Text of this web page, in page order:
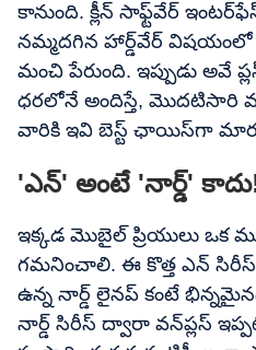
కానుంది. క్లీన్ సాఫ్ట్‌వేర్
నమ్మదగిన హార్డ్‌వేర్ విషయంలో
మంచి పేరుంది. ఇప్పుడు అవే
ధరలోనే అందిస్తే, మొదటిసారి
వారికి ఇవి బెస్ట్ ఛాయిస్‌గా
'ఎన్' అంటే 'నార్డ్'
ఇక్కడ మొబైల్ ప్రియులు ఒక
గమనించాలి. ఈ కొత్త ఎన్
ఉన్న నార్డ్ లైనప్ కంటే
నార్డ్ సిరీస్ ద్వారా వన్‌ప్లస్